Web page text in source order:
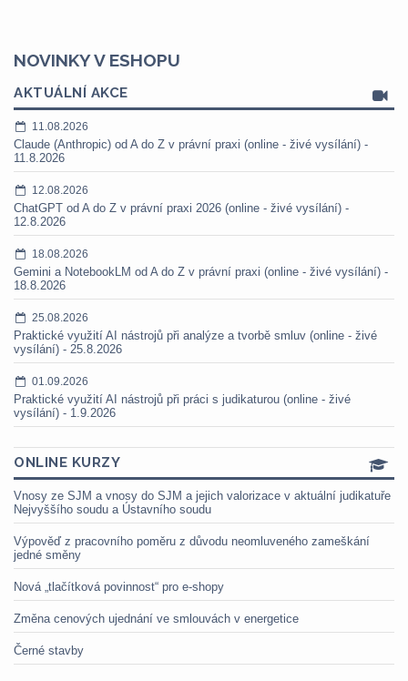
NOVINKY V ESHOPU
AKTUÁLNÍ AKCE
11.08.2026
Claude (Anthropic) od A do Z v právní praxi (online - živé vysílání) -
11.8.2026
12.08.2026
ChatGPT od A do Z v právní praxi 2026 (online - živé vysílání) -
12.8.2026
18.08.2026
Gemini a NotebookLM od A do Z v právní praxi (online - živé vysílání) -
18.8.2026
25.08.2026
Praktické využití AI nástrojů při analýze a tvorbě smluv (online - živé
vysílání) - 25.8.2026
01.09.2026
Praktické využití AI nástrojů při práci s judikaturou (online - živé
vysílání) - 1.9.2026
ONLINE KURZY
Vnosy ze SJM a vnosy do SJM a jejich valorizace v aktuální judikatuře
Nejvyššího soudu a Ústavního soudu
Výpověď z pracovního poměru z důvodu neomluveného zameškání
jedné směny
Nová „tlačítková povinnost“ pro e-shopy
Změna cenových ujednání ve smlouvách v energetice
Černé stavby